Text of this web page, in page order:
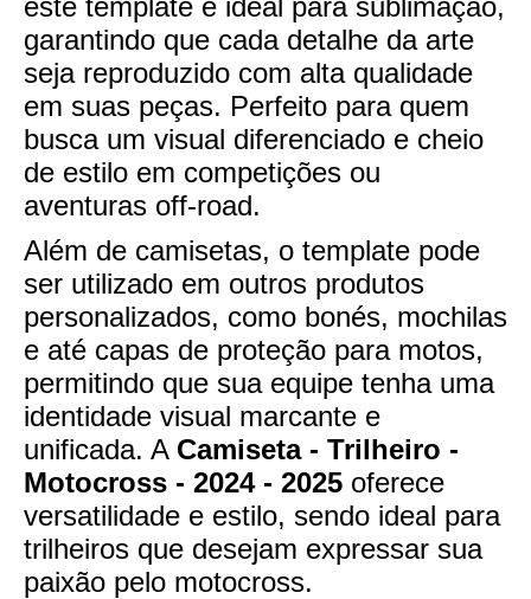
garantindo que cada detalhe da arte
seja reproduzido com alta qualidade
em suas peças. Perfeito para quem
busca um visual diferenciado e cheio
de estilo em competições ou
aventuras off-road.
Além de camisetas, o template pode
ser utilizado em outros produtos
personalizados, como bonés, mochilas
e até capas de proteção para motos,
permitindo que sua equipe tenha uma
identidade visual marcante e
unificada. A Camiseta - Trilheiro -
Motocross - 2024 - 2025 oferece
versatilidade e estilo, sendo ideal para
trilheiros que desejam expressar sua
paixão pelo motocross.